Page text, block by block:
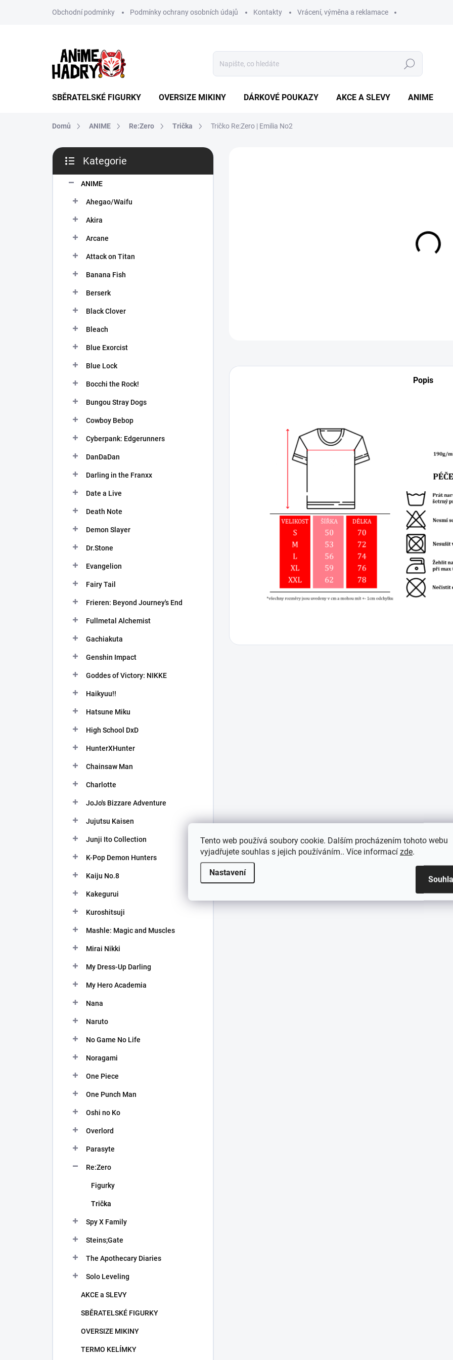
Tento web používá soubory cookie. Dalším procházením tohoto webu
vyjadřujete souhlas s jejich používáním.. Více informací zde.
Nastavení
Obchodní podmínky Podmínky ochrany osobních údajů Kontakty Vrácení, výměna a reklamace
Hledat
SBĚRATELSKÉ FIGURKY OVERSIZE MIKINY DÁRKOVÉ POUKAZY AKCE A SLEVY ANIME
Domů ANIME Re:Zero Trička Tričko Re:Zero | Emilia No2
P
s
kategorie
Kategorie
ANIME
Ahegao/Waifu
Akira
Arcane
Attack on Titan
Banana Fish
Berserk
Black Clover
Bleach
Blue Exorcist
Blue Lock
Bocchi the Rock!
Bungou Stray Dogs
Cowboy Bebop
Cyberpank: Edgerunners
DanDaDan
Darling in the Franxx
Date a Live
Death Note
Demon Slayer
Dr.Stone
Evangelion
Fairy Tail
Frieren: Beyond Journey's End
Fullmetal Alchemist
Gachiakuta
Genshin Impact
Goddes of Victory: NIKKE
Haikyuu!!
Hatsune Miku
High School DxD
HunterXHunter
Chainsaw Man
Charlotte
JoJo's Bizzare Adventure
Jujutsu Kaisen
Junji Ito Collection
K-Pop Demon Hunters
Kaiju No.8
Kakegurui
Kuroshitsuji
Mashle: Magic and Muscles
Mirai Nikki
My Dress-Up Darling
My Hero Academia
Nana
Naruto
No Game No Life
Noragami
One Piece
One Punch Man
Oshi no Ko
Overlord
Parasyte
Re:Zero
Figurky
Trička
Spy X Family
Steins;Gate
The Apothecary Diaries
Solo Leveling
AKCE a SLEVY
SBĚRATELSKÉ FIGURKY
OVERSIZE MIKINY
TERMO KELÍMKY
Popis